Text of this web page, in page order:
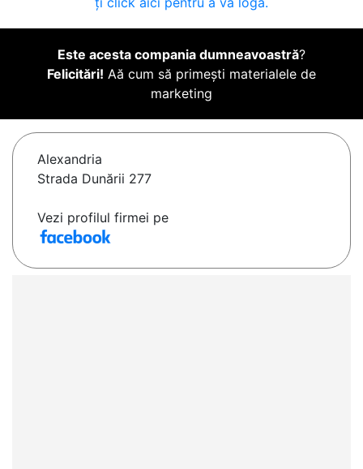
Este acesta compania dumneavoastră?
Felicitări! Aă cum să primești materialele de
marketing
Alexandria
Strada Dunării 277
Vezi profilul firmei pe